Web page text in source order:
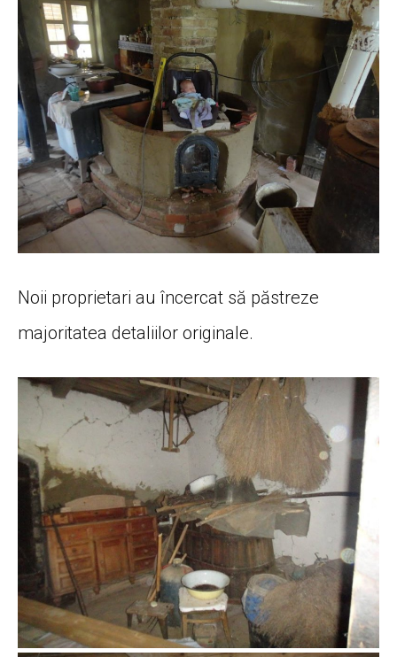
Noii proprietari au încercat să păstreze
majoritatea detaliilor originale.